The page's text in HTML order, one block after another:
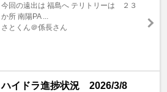
今回の遠出は 福島へ テリトリーは ２３
か所 南陽PA ...
さとくん＠係長さん
ハイドラ進捗状況 2026/3/8